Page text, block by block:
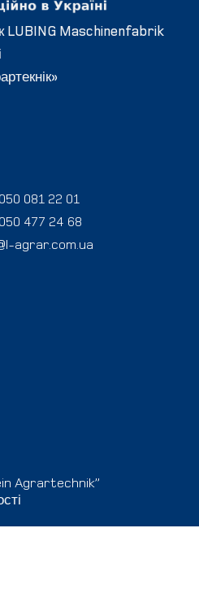
LUBING Maschinenfabrik
081 22 01
477 24 68
agrar.com.ua
Agrartechnik”